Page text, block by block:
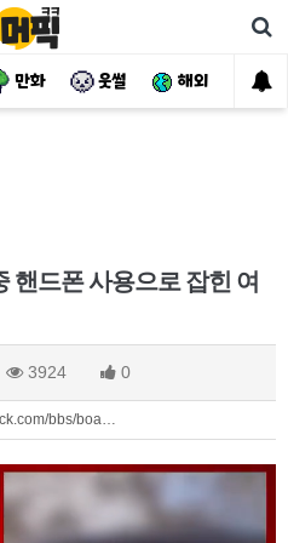
만화 웃썰 해외 핫
핸드폰 사용으로 잡힌 여
3924 0
bbs/boa…